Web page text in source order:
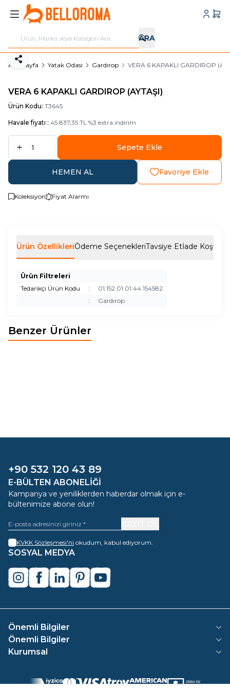
ARA
Ana Sayfa Yatak Odası Gardırop VERA 6 KAPAKLI GARDIROP
Paylaş
VERA 6 KAPAKLI GARDIROP (AYTAŞI)
Ürün Kodu: T3645
Havale fiyatı : 45.837,35 TL %3 extra indirim
Sepete Ekle
HEMEN AL Favoriye Ekle
Koleksiyon Fiyat Alarmı
Ürün ÖzellikleriÖdeme SeçenekleriTavsiye Etİade Koşulları
Ürün Filtreleri
Tedarikçi Ürün Kodu
:
01.152.01.01.44.154582
:
Gardırop
Benzer Ürünler
+90 532 120 43 89
E-BÜLTEN ABONELIĞI
Kampanya ve yeniliklerden haberdar olmak için e-
bültenimize abone olun!
KVKK Sözleşmesi'ni okudum, kabul ediyorum.
SOSYAL MEDYA
instagramfacebooklinkedinpinterestyoutube
Önemli Bilgiler
Önemli Bilgiler
Kurumsal